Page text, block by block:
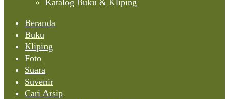
Katalog Buku & Kliping
Beranda
Buku
Kliping
Foto
Suara
Suvenir
Cari Arsip